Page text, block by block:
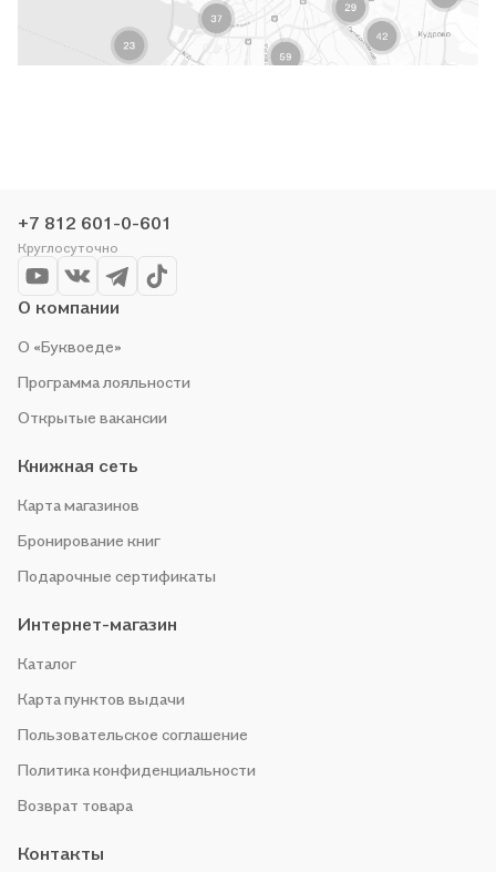
+7 812 601-0-601
Круглосуточно
О компании
О «Буквоеде»
Программа лояльности
Открытые вакансии
Книжная сеть
Карта магазинов
Бронирование книг
Подарочные сертификаты
Интернет-магазин
Каталог
Карта пунктов выдачи
Пользовательское соглашение
Политика конфиденциальности
Возврат товара
Контакты